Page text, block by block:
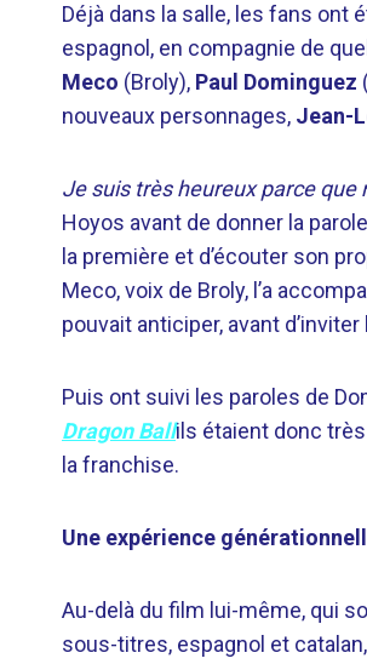
Déjà dans la salle, les fans ont
espagnol, en compagnie de
Meco (Broly), Paul Dominguez
nouveaux personnages, Jean-
Je suis très heureux parce
Hoyos avant de donner la
la première et d’écouter son
Meco, voix de Broly, l’a
pouvait anticiper, avant
Puis ont suivi les paroles de
Dragon Ballils étaient donc
la franchise.
Une expérience
Au-delà du film lui-même, qui
sous-titres, espagnol et